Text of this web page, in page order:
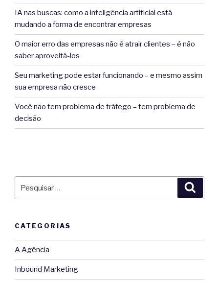
IA nas buscas: como a inteligência artificial está
mudando a forma de encontrar empresas
O maior erro das empresas não é atrair clientes – é não
saber aproveitá-los
Seu marketing pode estar funcionando – e mesmo assim
sua empresa não cresce
Você não tem problema de tráfego – tem problema de
decisão
por:
CATEGORIAS
A Agência
Inbound Marketing